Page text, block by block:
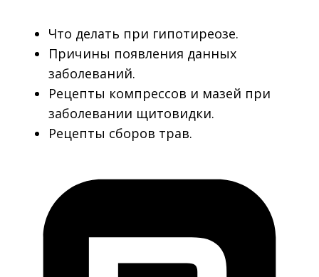
Что делать при гипотиреозе.
Причины появления данных
заболеваний.
Рецепты компрессов и мазей при
заболевании щитовидки.
Рецепты сборов трав.